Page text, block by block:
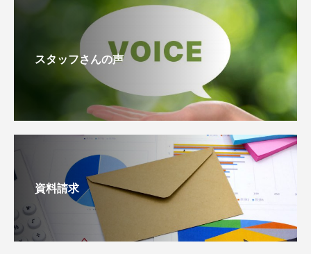
スタッフさんの声
資料請求